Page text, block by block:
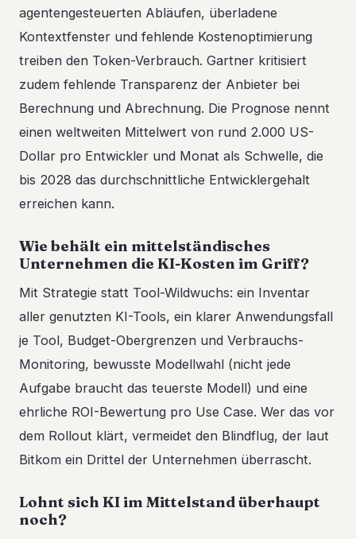
agentengesteuerten Abläufen, überladene
Kontextfenster und fehlende Kostenoptimierung
treiben den Token-Verbrauch. Gartner kritisiert
zudem fehlende Transparenz der Anbieter bei
Berechnung und Abrechnung. Die Prognose nennt
einen weltweiten Mittelwert von rund 2.000 US-
Dollar pro Entwickler und Monat als Schwelle, die
bis 2028 das durchschnittliche Entwicklergehalt
erreichen kann.
Wie behält ein mittelständisches
Unternehmen die KI-Kosten im Griff?
Mit Strategie statt Tool-Wildwuchs: ein Inventar
aller genutzten KI-Tools, ein klarer Anwendungsfall
je Tool, Budget-Obergrenzen und Verbrauchs-
Monitoring, bewusste Modellwahl (nicht jede
Aufgabe braucht das teuerste Modell) und eine
ehrliche ROI-Bewertung pro Use Case. Wer das vor
dem Rollout klärt, vermeidet den Blindflug, der laut
Bitkom ein Drittel der Unternehmen überrascht.
Lohnt sich KI im Mittelstand überhaupt
noch?